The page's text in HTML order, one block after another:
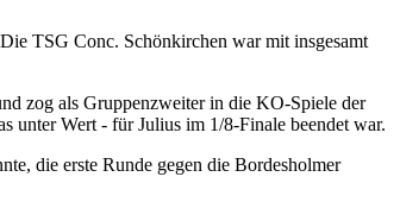
TSG Conc. Schönkirchen war mit insgesamt
zog als Gruppenzweiter in die KO-Spiele der
unter Wert - für Julius im 1/8-Finale beendet war.
die erste Runde gegen die Bordesholmer